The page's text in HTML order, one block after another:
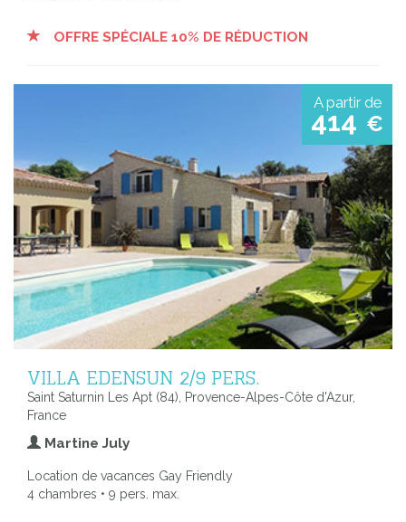
OFFRE SPÉCIALE 10% DE RÉDUCTION
A partir de
414 €
VILLA EDENSUN 2/9 PERS.
Saint Saturnin Les Apt (84), Provence-Alpes-Côte d'Azur,
France
Martine July
Location de vacances Gay Friendly
4 chambres • 9 pers. max.